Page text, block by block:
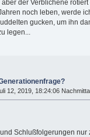
der Verblichene
noch leben, werde
gucken, um ihn
legen...
12, 2019, 18:24:06
Schlußfolgerungen nur